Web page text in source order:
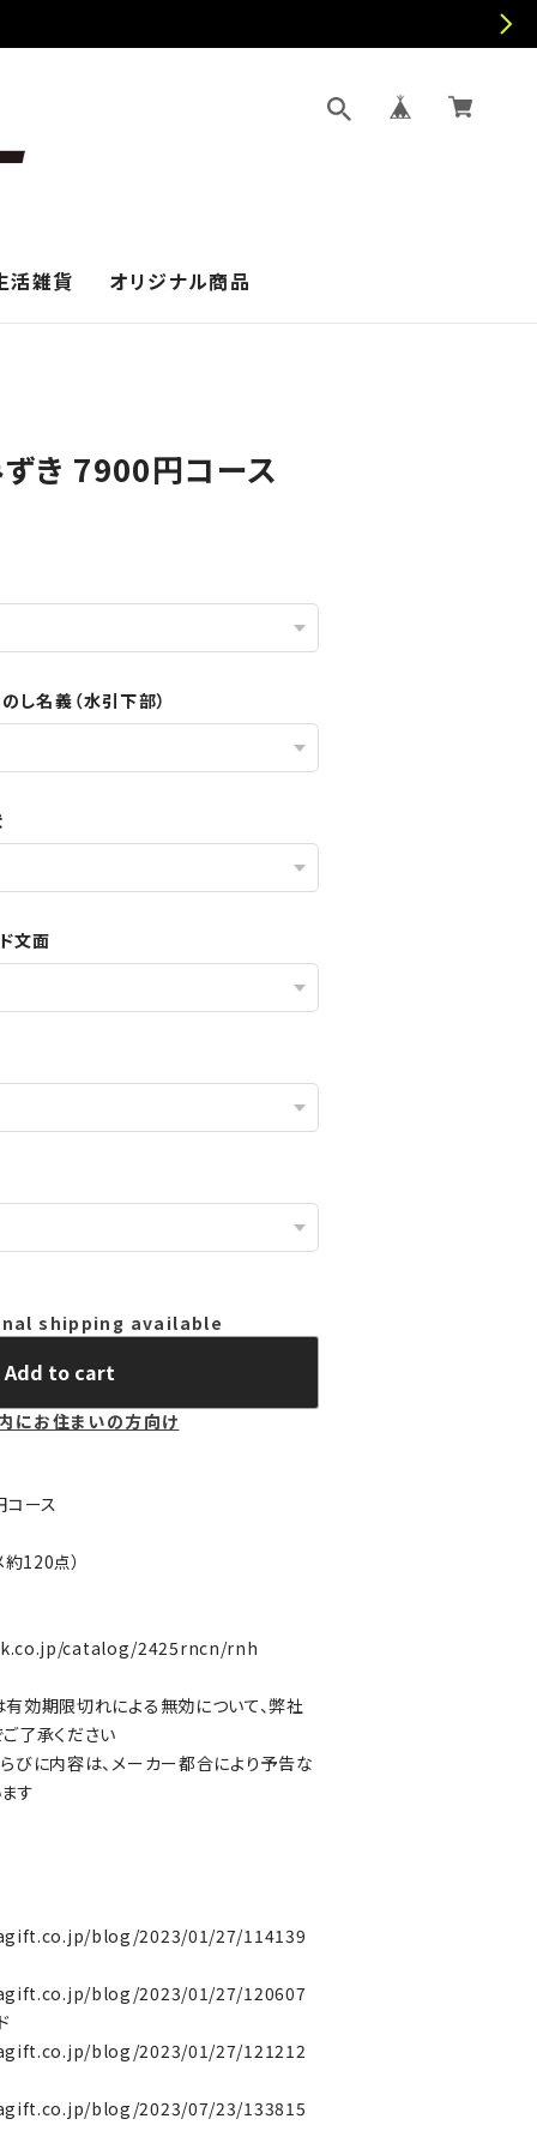
活雑貨 オリジナル商品
き 7900円コース
し名義（水引下部）
文面
shipping available
Add to cart
にお住まいの方向け
ース
120点）
catalog/2425rncn/rnh
効期限切れによる無効について、弊社
了承ください
びに内容は、メーカー都合により予告な
す
blog/2023/01/27/114139
blog/2023/01/27/120607
blog/2023/01/27/121212
blog/2023/07/23/133815